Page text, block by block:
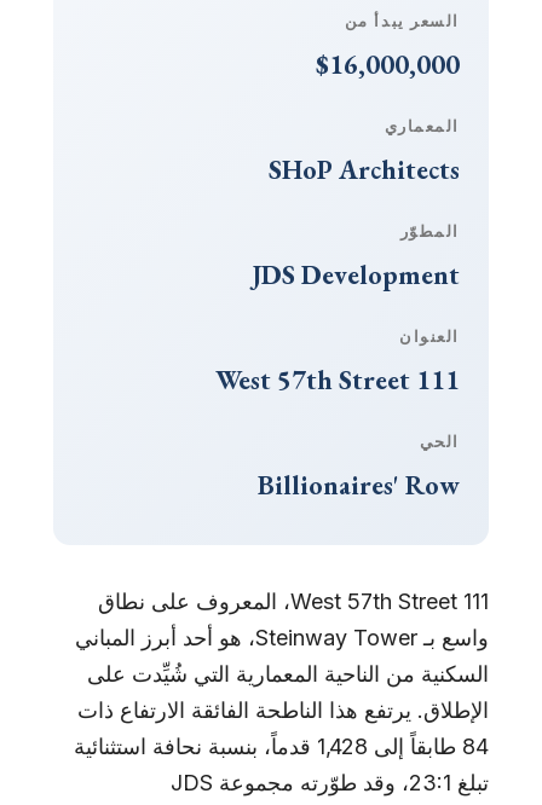
السعر يبدأ من
$16,000,000
المعماري
SHoP Architects
المطوّر
JDS Development
العنوان
111 West 57th Street
الحي
Billionaires' Row
111 West 57th Street، المعروف على نطاق
واسع بـ Steinway Tower، هو أحد أبرز المباني
السكنية من الناحية المعمارية التي شُيِّدت على
الإطلاق. يرتفع هذا الناطحة الفائقة الارتفاع ذات
84 طابقاً إلى 1,428 قدماً، بنسبة نحافة استثنائية
تبلغ 23:1، وقد طوّرته مجموعة JDS